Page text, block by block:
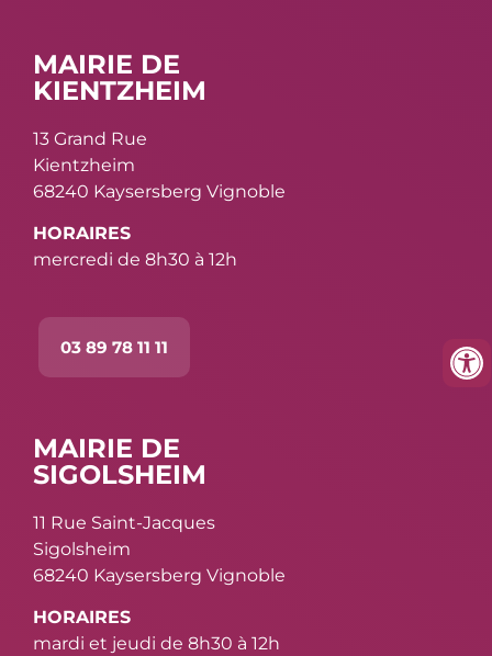
MAIRIE DE
KIENTZHEIM
13 Grand Rue
Kientzheim
68240 Kaysersberg Vignoble
HORAIRES
mercredi de 8h30 à 12h
03 89 78 11 11
MAIRIE DE
SIGOLSHEIM
11 Rue Saint-Jacques
Sigolsheim
68240 Kaysersberg Vignoble
HORAIRES
mardi et jeudi de 8h30 à 12h